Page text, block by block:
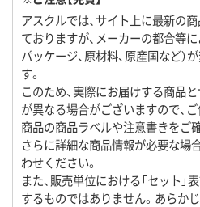
アスクルでは、サイト上に最新の
ておりますが、メーカーの都合等に
パッケージ、原材料、原産国など）
す。
このため、実際にお届けする商品
が異なる場合がございますので、
商品の商品ラベルや注意書きをご
さらに詳細な商品情報が必要な場
わせください。
また、販売単位における「セット」
するものではありません。あらか